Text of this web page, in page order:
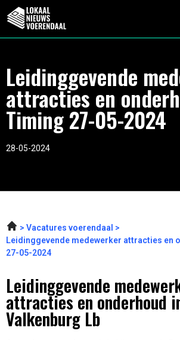
Leidinggevende
attracties en
Timing 27-05-2024
28-05-2024
Vacatures voerendaal
Leidinggevende medewerker attracties en
27-05-2024
Leidinggevende
attracties en onderhoud
Valkenburg Lb